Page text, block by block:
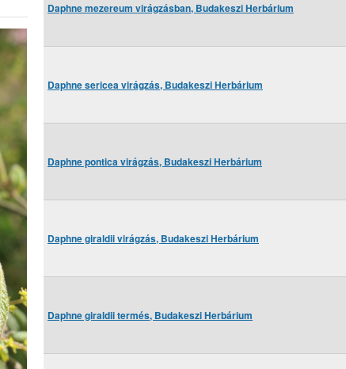
Daphne mezereum virágzásban, Budakeszi Herbárium
Daphne sericea virágzás, Budakeszi Herbárium
Daphne pontica virágzás, Budakeszi Herbárium
Daphne giraldii virágzás, Budakeszi Herbárium
Daphne giraldii termés, Budakeszi Herbárium